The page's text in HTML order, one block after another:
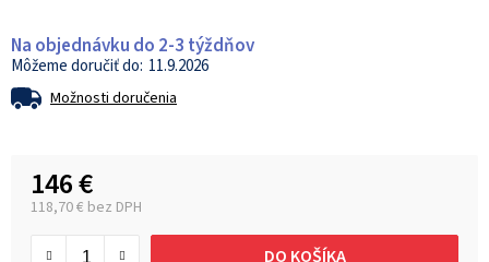
Na objednávku do 2-3 týždňov
11.9.2026
Možnosti doručenia
146 €
118,70 € bez DPH
DO KOŠÍKA